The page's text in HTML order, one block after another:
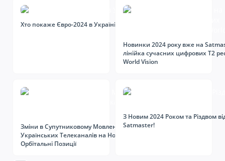
Хто покаже Євро-2024 в Україні?
Новинки 2024 року вже на
лінійка сучасних цифрових Т2
World Vision
Зміни в Супутниковому Мовленні: Перехід
Українських Телеканалів на Нові
Орбітальні Позиції
З Новим 2024 Роком та Різдвом
Satmaster!